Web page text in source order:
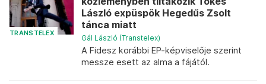
TRANSTELEX
László expüspök Hegedűs Zsolt
tánca miatt
Gál László (Transtelex)
A Fidesz korábbi EP-képviselője szerint
messze esett az alma a fájától.